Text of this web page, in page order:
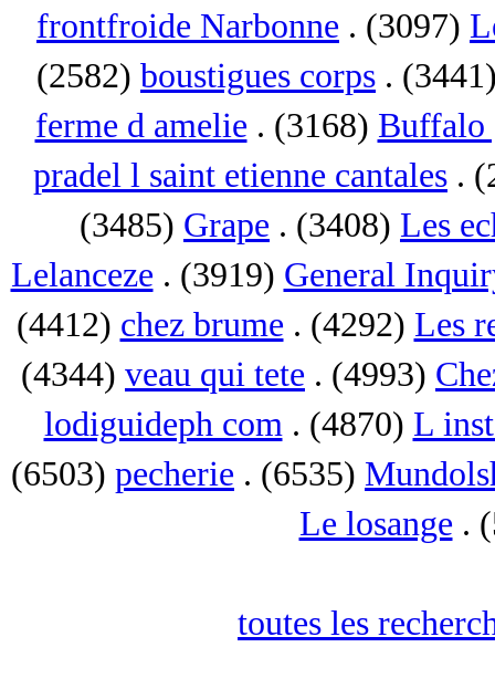
frontfroide Narbonne . (3097)
(2582) boustigues corps .
ferme d amelie . (3168) Buffalo
pradel l saint etienne cantales .
(3485) Grape . (3408) Les
Lelanceze . (3919) General
(4412) chez brume . (4292) Les
(4344) veau qui tete . (4993)
lodiguideph com. (4870) L
(6503) pecherie . (6535)
Le losange .
toutes les